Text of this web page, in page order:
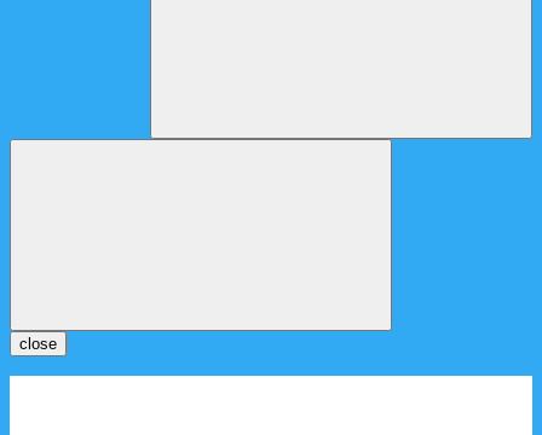
close